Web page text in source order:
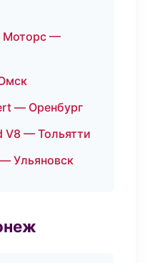
Моторс —
— Оренбург
V8 — Тольятти
— Ульяновск